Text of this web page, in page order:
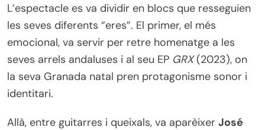
L’espectacle es va dividir en blocs que resseguien
les seves diferents “eres”. El primer, el més
emocional, va servir per retre homenatge a les
seves arrels andaluses i al seu EP GRX(2023), on
la seva Granada natal pren protagonisme sonor i
identitari.
Allà, entre guitarres i queixals, va aparèixer José